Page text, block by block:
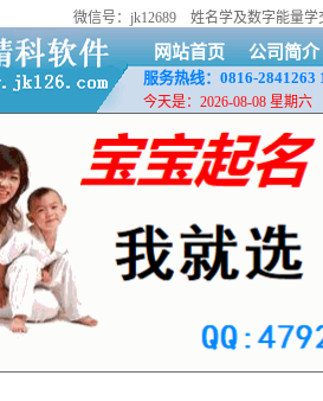
微信号：jk12689 姓名学及数字能量学
网站首页 公司简介
服务热线：0816-2841263
今天是：2026-08-08 星期六